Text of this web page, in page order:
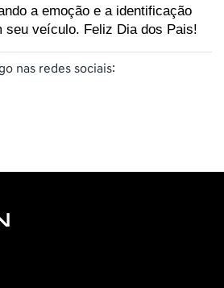
a emoção e a identificação
seu veículo. Feliz Dia dos Pais!
nas redes sociais: